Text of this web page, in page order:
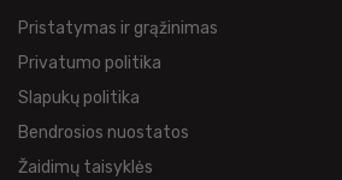
Pristatymas ir grąžinimas
Privatumo politika
Slapukų politika
Bendrosios nuostatos
Žaidimų taisyklės